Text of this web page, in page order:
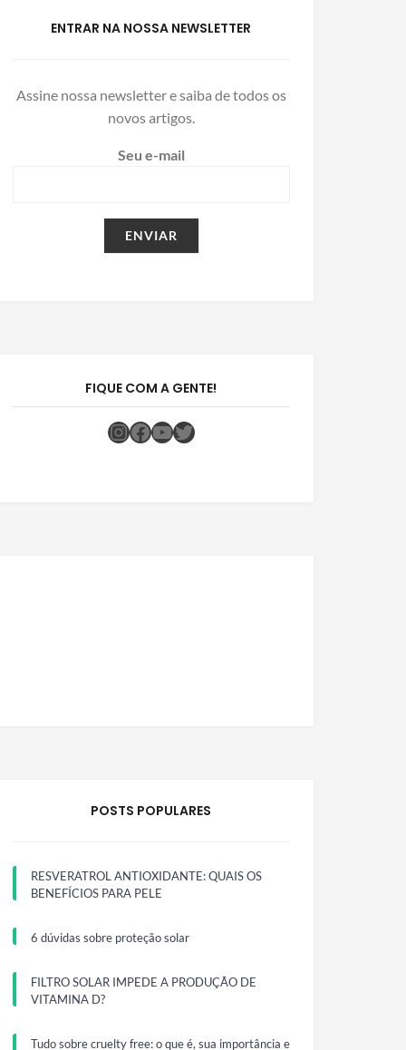
ENTRAR NA NOSSA NEWSLETTER
Assine nossa newsletter e saiba de todos os
novos artigos.
Seu e-mail
FIQUE COM A GENTE!
Instagram
Facebook
Youtube
Twitter
POSTS POPULARES
RESVERATROL ANTIOXIDANTE: QUAIS OS
BENEFÍCIOS PARA PELE
6 dúvidas sobre proteção solar
FILTRO SOLAR IMPEDE A PRODUÇÃO DE
VITAMINA D?
Tudo sobre cruelty free: o que é, sua importância e